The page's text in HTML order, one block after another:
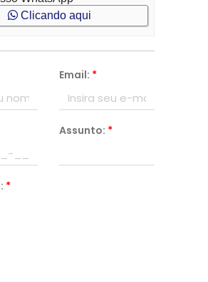
Clicando aqui
Email: *
Assunto: *
*